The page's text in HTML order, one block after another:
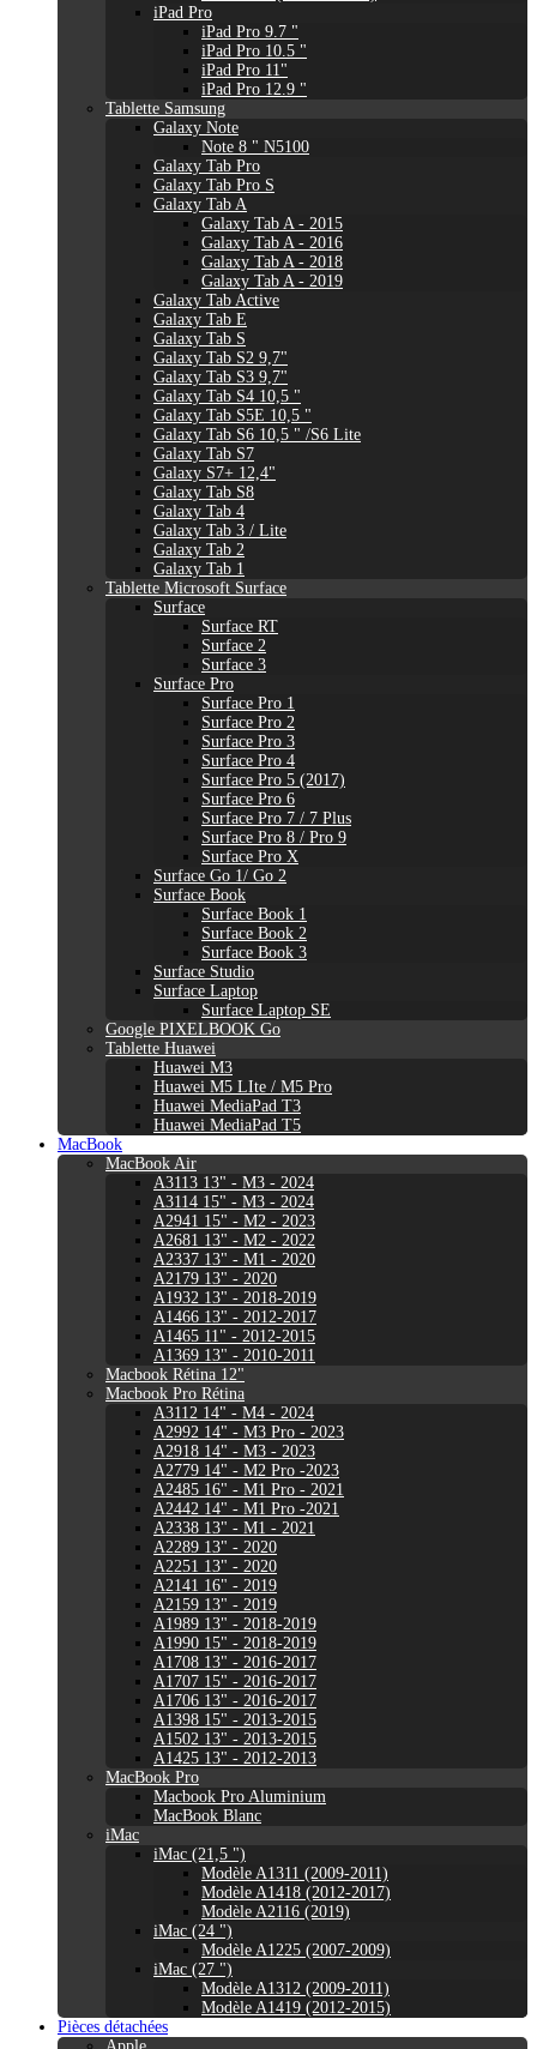
iPad Pro
iPad Pro 9.7 "
iPad Pro 10.5 "
iPad Pro 11"
iPad Pro 12.9 "
Tablette Samsung
Galaxy Note
Note 8 " N5100
Galaxy Tab Pro
Galaxy Tab Pro S
Galaxy Tab A
Galaxy Tab A - 2015
Galaxy Tab A - 2016
Galaxy Tab A - 2018
Galaxy Tab A - 2019
Galaxy Tab Active
Galaxy Tab E
Galaxy Tab S
Galaxy Tab S2 9,7"
Galaxy Tab S3 9,7"
Galaxy Tab S4 10,5 "
Galaxy Tab S5E 10,5 "
Galaxy Tab S6 10,5 " /S6 Lite
Galaxy Tab S7
Galaxy S7+ 12,4"
Galaxy Tab S8
Galaxy Tab 4
Galaxy Tab 3 / Lite
Galaxy Tab 2
Galaxy Tab 1
Tablette Microsoft Surface
Surface
Surface RT
Surface 2
Surface 3
Surface Pro
Surface Pro 1
Surface Pro 2
Surface Pro 3
Surface Pro 4
Surface Pro 5 (2017)
Surface Pro 6
Surface Pro 7 / 7 Plus
Surface Pro 8 / Pro 9
Surface Pro X
Surface Go 1/ Go 2
Surface Book
Surface Book 1
Surface Book 2
Surface Book 3
Surface Studio
Surface Laptop
Surface Laptop SE
Google PIXELBOOK Go
Tablette Huawei
Huawei M3
Huawei M5 LIte / M5 Pro
Huawei MediaPad T3
Huawei MediaPad T5
MacBook
MacBook Air
A3113 13" - M3 - 2024
A3114 15" - M3 - 2024
A2941 15" - M2 - 2023
A2681 13" - M2 - 2022
A2337 13" - M1 - 2020
A2179 13" - 2020
A1932 13" - 2018-2019
A1466 13" - 2012-2017
A1465 11" - 2012-2015
A1369 13" - 2010-2011
Macbook Rétina 12"
Macbook Pro Rétina
A3112 14" - M4 - 2024
A2992 14" - M3 Pro - 2023
A2918 14" - M3 - 2023
A2779 14" - M2 Pro -2023
A2485 16" - M1 Pro - 2021
A2442 14" - M1 Pro -2021
A2338 13" - M1 - 2021
A2289 13" - 2020
A2251 13" - 2020
A2141 16" - 2019
A2159 13" - 2019
A1989 13" - 2018-2019
A1990 15" - 2018-2019
A1708 13" - 2016-2017
A1707 15" - 2016-2017
A1706 13" - 2016-2017
A1398 15" - 2013-2015
A1502 13" - 2013-2015
A1425 13" - 2012-2013
MacBook Pro
Macbook Pro Aluminium
MacBook Blanc
iMac
iMac (21,5 ")
Modèle A1311 (2009-2011)
Modèle A1418 (2012-2017)
Modèle A2116 (2019)
iMac (24 ")
Modèle A1225 (2007-2009)
iMac (27 ")
Modèle A1312 (2009-2011)
Modèle A1419 (2012-2015)
Pièces détachées